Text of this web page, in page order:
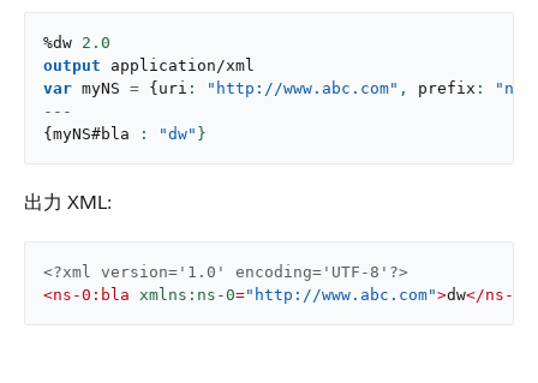
%dw 2.0
output
application/xml
var myNS = { uri : "http://www.abc.com" , prefix :
"ns-
---
{ myNS#bla : "dw" }
出力 XML:
<?xml version='1.0' encoding='UTF-8'?>
<ns-0:bla xmlns:ns-0="http://www.abc.com">dw</ns-